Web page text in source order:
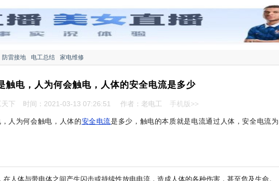
防雷接地 电工总结
家电维修
触电，人为何会触电，人体的安全电流是多少
下 时间：2021-03-13 07:26:51 作者：老电工 手机版>>
人为何会触电，人体的安全电流是多少，触电的本质就是电流通过人体，安全电流为
人体与带电体之间产生闪击或持续性放电电流，造成人体的各种伤害，甚至危及生命。